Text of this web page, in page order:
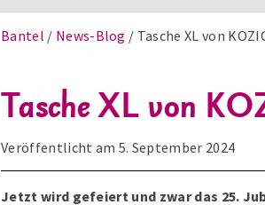
Bantel News-Blog Tasche XL von
Tasche XL von
Veröffentlicht am 5. September 2024
Jetzt wird gefeiert und zwar das 25.